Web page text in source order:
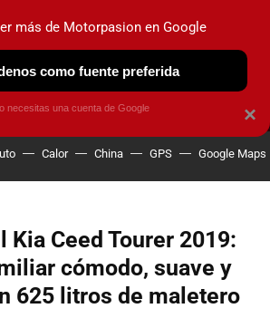
NUEVO
ELÉCTRICOS OBSERVATORIO
Calor China GPS Google Maps
Kia Ceed Tourer 2019:
cómodo, suave y
625 litros de maletero
×
más de Motorpasion en Google
como fuente preferida
necesitas una cuenta de Google